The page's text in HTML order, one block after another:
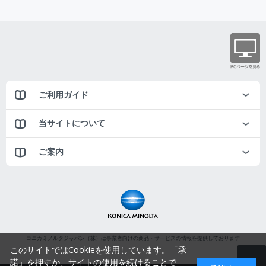
ご利用ガイド
当サイトについて
ご案内
コニカミノルタジャパン（株）は事業者向けの商品・サービスの情報を提供しております
このサイトではCookieを使用しています。「承
諾」を押すか、サイトの使用を続けることで